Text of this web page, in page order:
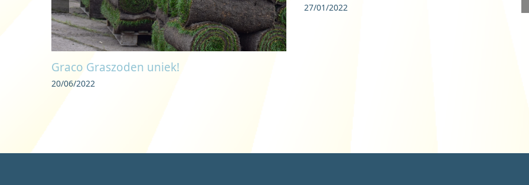
Graco Graszoden uniek!
20/06/2022
27/01/2022